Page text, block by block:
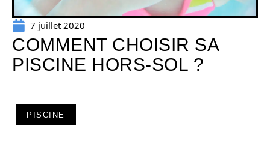
7 juillet 2020
COMMENT CHOISIR SA
PISCINE HORS-SOL ?
PISCINE